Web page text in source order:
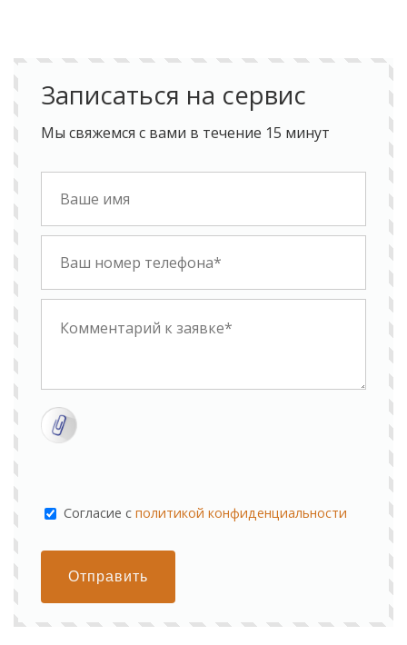
Записаться на сервис
Мы свяжемся с вами в течение 15 минут
Cогласие сполитикой конфиденциальности
Отправить